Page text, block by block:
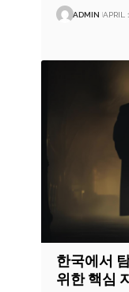
ADMIN APRIL
한국에서
위한 핵심